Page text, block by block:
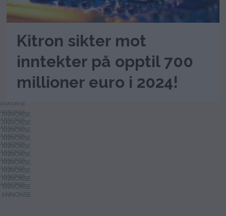
Kitron sikter mot
inntekter på opptil 700
millioner euro i 2024!
ANNONSE
ANNONSE
ANNONSE
ANNONSE
ANNONSE
ANNONSE
ANNONSE
ANNONSE
ANNONSE
ANNONSE
ANNONSE